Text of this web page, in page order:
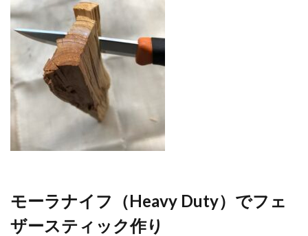
モーラナイフ（Heavy Duty）でフェ
ザースティック作り